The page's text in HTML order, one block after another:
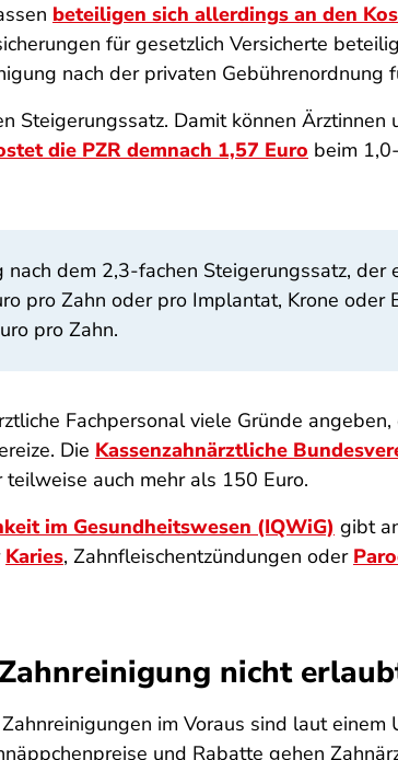
beteiligen sich allerdings an den
für gesetzlich Versicherte
nach der privaten Gebührenordnung
Steigerungssatz. Damit können
die PZR demnach 1,57 Euro beim
dem 2,3-fachen Steigerungssatz,
pro Zahn oder pro Implantat, Krone
pro Zahn.
Fachpersonal viele Gründe
Die Kassenzahnärztliche
auch mehr als 150 Euro.
im Gesundheitswesen (IQWiG) gibt
Karies, Zahnfleischentzündungen oder
nicht
im Voraus sind laut
und Rabatte gehen